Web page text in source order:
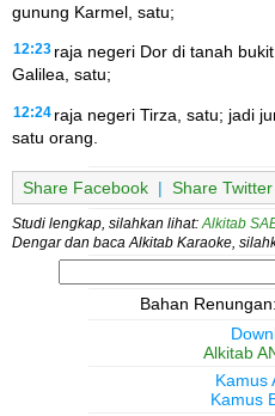
gunung Karmel, satu;
12:23 raja negeri Dor di tanah
Galilea, satu;
12:24 raja negeri Tirza, satu; jadi
satu orang.
Share Facebook | Share Twitter
Studi lengkap, silahkan lihat: Alkitab
Dengar dan baca Alkitab Karaoke,
Bahan Renungan:
Alkitab
Kamus
Kamus